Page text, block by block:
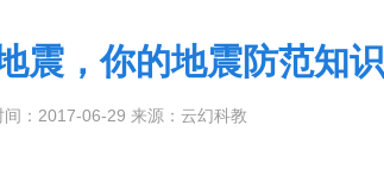
震，你的地震防范知
间：2017-06-29 来源：云幻科教